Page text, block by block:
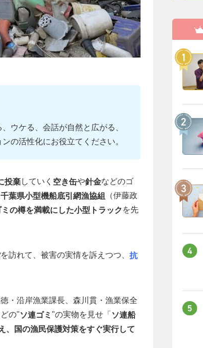
ウケる、会話が自然と広がる、
の活性化にお役立てください。
投棄していく 空き缶や針金などのゴ
千葉県小型機船底引網漁協組
（伊藤政
の樽を満載にした小型トラック を先
を訪れて、被害の実情を訴えつつ、 抗
・沿岸漁業課長、森川貫・漁業保全
の"ソ連ゴミ "の実物を見せ「 ソ連船
、国の漁民保護対策をすぐ実行して